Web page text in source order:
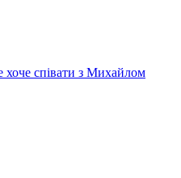
співати з Михайлом